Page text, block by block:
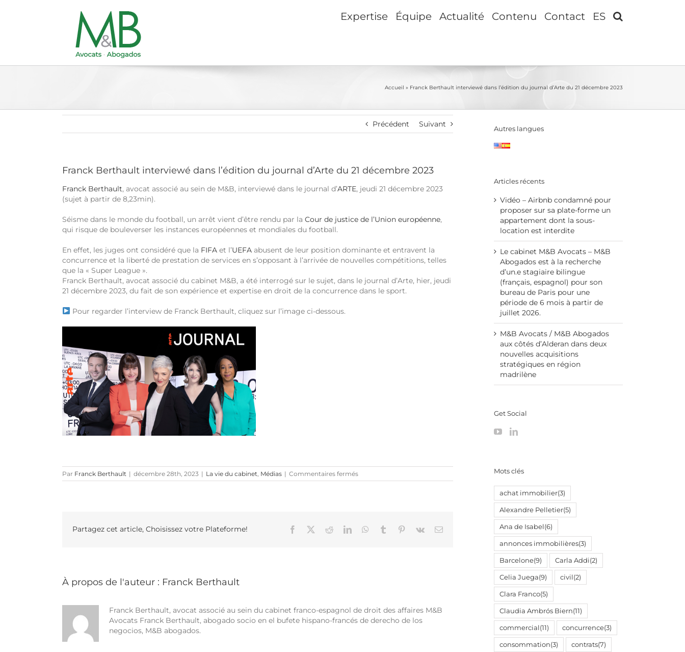
Expertise Équipe Actualité Contenu Contact ES
Accueil » Franck Berthault interviewé dans l’édition du journal d’Arte du 21 décembre 2023
Précédent Suivant
Franck Berthault interviewé dans l’édition du journal d’Arte du 21 décembre 2023
Franck Berthault, avocat associé au sein de M&B, interviewé dans le journal d’ARTE, jeudi 21 décembre 2023
(sujet à partir de 8,23min).
Séisme dans le monde du football, un arrêt vient d’être rendu par la Cour de justice de l’Union européenne,
qui risque de bouleverser les instances européennes et mondiales du football.
En effet, les juges ont considéré que la FIFA et l’UEFA abusent de leur position dominante et entravent la
concurrence et la liberté de prestation de services en s’opposant à l’arrivée de nouvelles compétitions, telles
que la « Super League ».
Franck Berthault, avocat associé du cabinet M&B, a été interrogé sur le sujet, dans le journal d’Arte, hier, jeudi
21 décembre 2023, du fait de son expérience et expertise en droit de la concurrence dans le sport.
Pour regarder l’interview de Franck Berthault, cliquez sur l’image ci-dessous.
Par Franck Berthault | décembre 28th, 2023 | La vie du cabinet Médias | Commentaires ferméssur
Franck
du
journal
Partagez cet article, Choisissez votre Plateforme! Facebook RedditLinkedInWhatsApp
Tumblr Pinterest
Vk Email
À propos de l'auteur : Franck Berthault
Franck Berthault, avocat associé au sein du cabinet franco-espagnol de droit des affaires M&B
Avocats Franck Berthault, abogado socio en el bufete hispano-francés de derecho de los
negocios, M&B abogados.
Autres langues
Articles récents
Vidéo – Airbnb condamné pour
proposer sur sa plate-forme un
appartement dont la sous-
location est interdite
Le cabinet M&B Avocats – M&B
Abogados est à la recherche
d’un.e stagiaire bilingue
(français, espagnol) pour son
bureau de Paris pour une
période de 6 mois à partir de
juillet 2026.
M&B Avocats / M&B Abogados
aux côtés d’Alderan dans deux
nouvelles acquisitions
stratégiques en région
madrilène
Get Social
Mots clés
achat immobilier(3)
Alexandre Pelletier(5)
Ana de Isabel (6)
annonces immobilières(3)
Barcelone(9) Carla Addi(2)
Celia Juega(9) civil (2)
Clara Franco(5)
Claudia Ambrós Biern(11)
commercial (11) concurrence(3)
consommation(3) contrats(7)